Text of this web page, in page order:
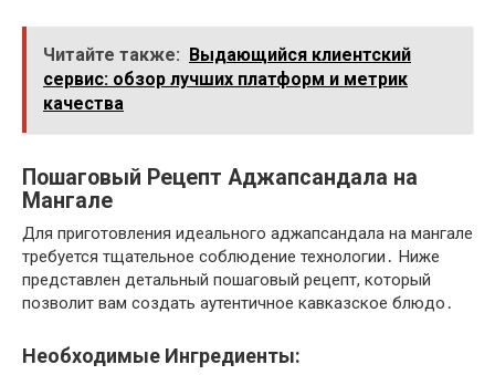
Читайте также:
Выдающийся клиентский
сервис: обзор лучших платформ и метрик
качества
Пошаговый Рецепт Аджапсандала на
Мангале
Для приготовления идеального аджапсандала на мангале
требуется тщательное соблюдение технологии․ Ниже
представлен детальный пошаговый рецепт, который
позволит вам создать аутентичное кавказское блюдо․
Необходимые Ингредиенты: